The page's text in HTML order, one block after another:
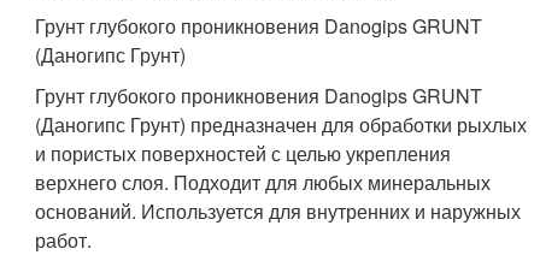
Грунт глубокого проникновения Danogips GRUNT
(Даногипс Грунт)
Грунт глубокого проникновения Danogips GRUNT
(Даногипс Грунт) предназначен для обработки рыхлых
и пористых поверхностей с целью укрепления
верхнего слоя. Подходит для любых минеральных
оснований. Используется для внутренних и наружных
работ.